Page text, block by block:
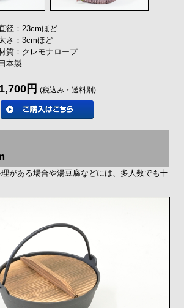
径：23cmほど
さ：3cmほど
質：クレモナロープ
日本製
1,700円 (税込み・送料別)
がある場合や湯豆腐などには、多人数でも十